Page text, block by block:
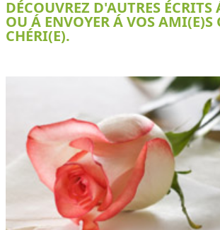
DÉCOUVREZ D'AUTRES ÉCRITS
OU Á ENVOYER Á VOS AMI(E)S
CHÉRI(E).